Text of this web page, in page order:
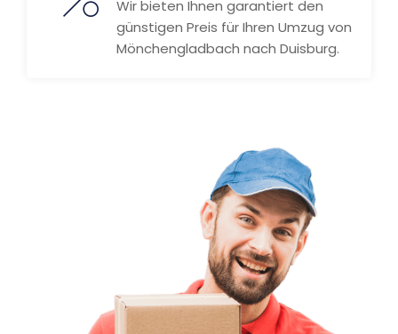
Wir bieten Ihnen garantiert den
günstigen Preis für Ihren Umzug von
Mönchengladbach nach Duisburg.